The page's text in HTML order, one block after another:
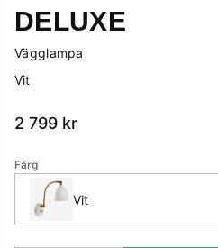
DELUXE
Vägglampa
Vit
2 799 kr
Färg
Vit